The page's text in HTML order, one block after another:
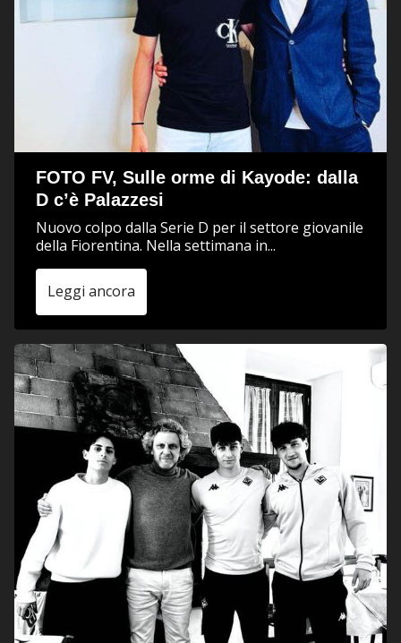
FOTO FV, Sulle orme di Kayode: dalla
D c’è Palazzesi
Nuovo colpo dalla Serie D per il settore giovanile
della Fiorentina. Nella settimana in...
Leggi ancora